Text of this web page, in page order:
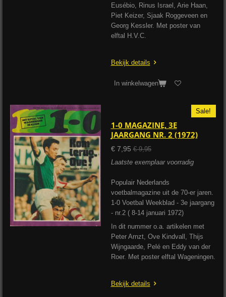
Eusébio, Rinus Israel, Arie Haan,
Piet Keizer, Sjaak Roggeveen en
Georg Kessler. Met poster van
elftal H.V.C.
Bekijk details
In winkelwagen
Sale!
1-0 MAGAZINE, 3E
JAARGANG NR. 2 (1972)
€ 7,95 € 9,95
Laatste exemplaar voorradig
Populair Nederlands
voetbalmagazine uit de 70-er jaren.
1-0 Voetbal Weekblad - 3e jaargang
- nr.2 ( 8-14 januari 1972)
In dit nummer o.a. artikelen met
Peter Arnzt, Ove Kindvall, Thijs
Wijngaarde, Pelé en Eddy van der
Roer. Met poster elftal Wageningen.
Bekijk details